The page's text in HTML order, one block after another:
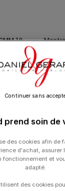
Acier
Bleu
1
prend soin
des cookies afin de
d'achat, assurer
fonctionnement et
adapté.
des cookies
Continuer sans